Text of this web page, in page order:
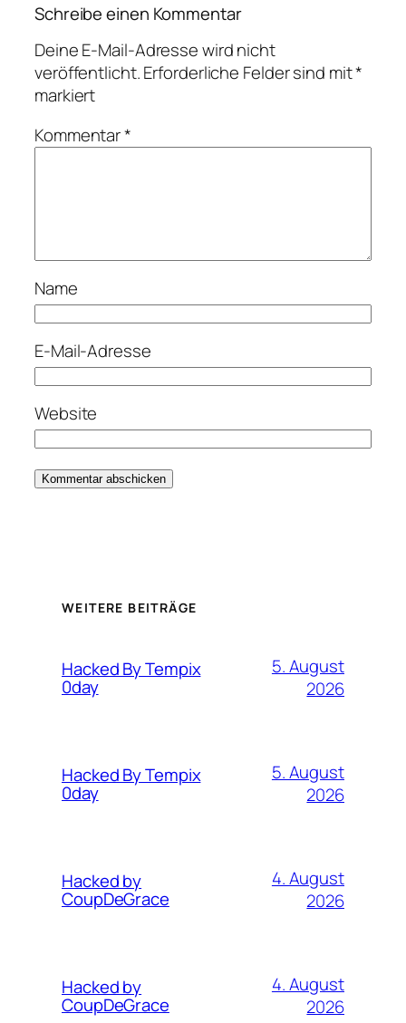
Schreibe einen Kommentar
Deine E-Mail-Adresse wird nicht
veröffentlicht.Erforderliche Felder sind mit*
markiert
Kommentar*
Name
E-Mail-Adresse
Website
WEITERE BEITRÄGE
Hacked By Tempix
0day
5. August
2026
Hacked By Tempix
0day
5. August
2026
Hacked by
CoupDeGrace
4. August
2026
Hacked by
CoupDeGrace
4. August
2026